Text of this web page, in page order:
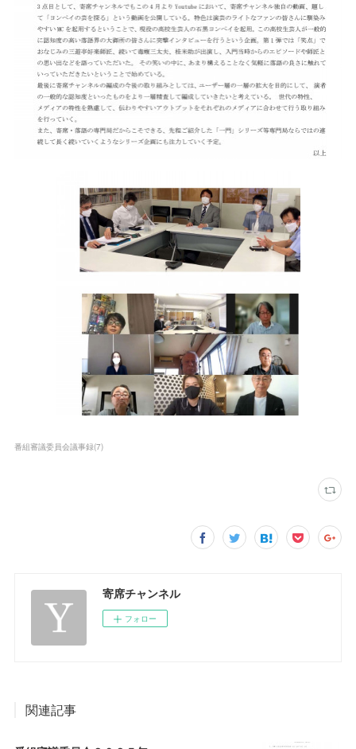
番組審議委員会議事録(7)
寄席チャンネル
フォロー
関連記事